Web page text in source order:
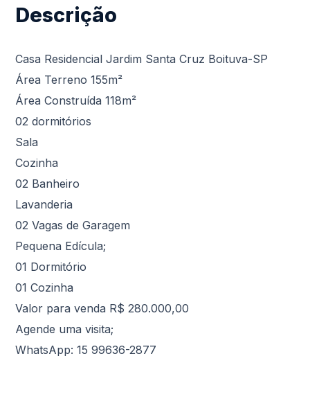
Descrição
Casa Residencial Jardim Santa Cruz Boituva-SP
Área Terreno 155m²
Área Construída 118m²
02 dormitórios
Sala
Cozinha
02 Banheiro
Lavanderia
02 Vagas de Garagem
Pequena Edícula;
01 Dormitório
01 Cozinha
Valor para venda R$ 280.000,00
Agende uma visita;
WhatsApp: 15 99636-2877